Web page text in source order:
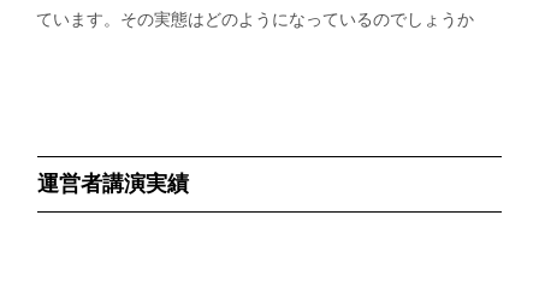
ています。その実態はどのようになっているのでしょうか
運営者講演実績